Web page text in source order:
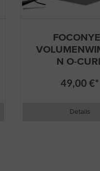
N O-
49,00 €*
Details